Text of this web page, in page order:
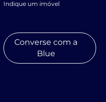
Indique um imóvel
Converse com a
Blue